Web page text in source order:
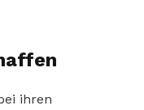
ihren